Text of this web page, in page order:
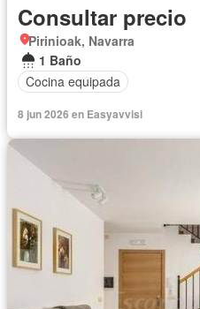
Consultar precio
Pirinioak, Navarra
1 Baño
Cocina equipada
8 jun 2026 en Easyavvisi